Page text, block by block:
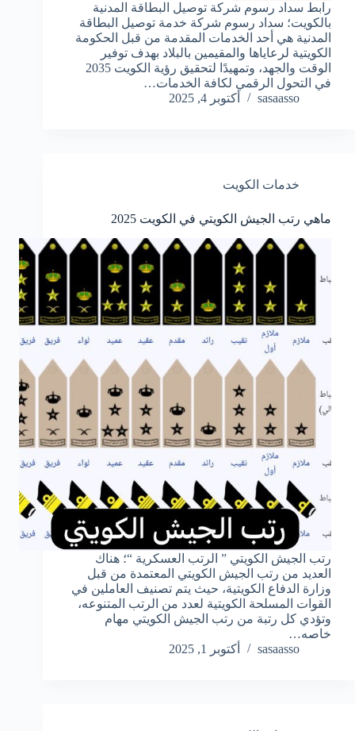
رابط سداد رسوم شركة توصيل البطاقة المدنية
بالكويت؛ سداد رسوم شركة خدمة توصيل البطاقة
المدنية هي أحد الخدمات المقدمة من قبل الحكومة
الكويتية لرعاياها والمقيمين بالبلاد بهدف توفير
الوقت والجهد، وتمهيدًا لتحقيق رؤية الكويت 2035
في التحول الرقمي لكافة الخدمات…
sasaasso
أكتوبر 4, 2025
خدمات الكويت
ماهي رتب الجيش الكويتي في الكويت 2025
رتب الجيش الكويتي ” الرتب العسكرية “؛ هناك
العديد من رتب الجيش الكويتي المعتمدة من قبل
وزارة الدفاع الكويتية، حيث يتم تصنيف العاملين في
القوات المسلحة الكويتية لعدد من الرتب المتنوعه،
وتؤدي كل رتبة من رتب الجيش الكويتي مهام
خاصه…
sasaasso
أكتوبر 1, 2025